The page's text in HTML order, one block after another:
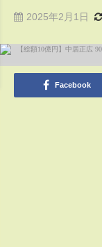
2025年2月1日
Facebook